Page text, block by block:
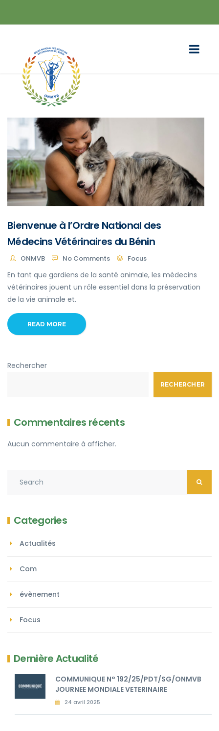
Bienvenue à l’Ordre National des
Médecins Vétérinaires du Bénin
ONMVB No Comments Focus
En tant que gardiens de la santé animale, les médecins
vétérinaires jouent un rôle essentiel dans la préservation
de la vie animale et.
READ MORE
Rechercher
RECHERCHER
Commentaires récents
Aucun commentaire à afficher.
Categories
Actualités
Com
évènement
Focus
Dernière Actualité
COMMUNIQUE N° 192/25/PDT/SG/ONMVB
JOURNEE MONDIALE VETERINAIRE
24 avril 2025